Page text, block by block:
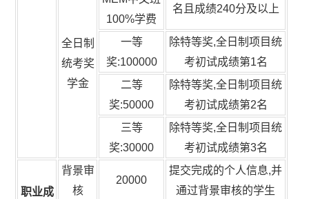
全日制
统考奖
学金
100%学费
名且成绩240分及以上
一等
奖:100000
除特等奖,全日制项目统
考初试成绩第1名
二等
奖:50000
除特等奖,全日制项目统
考初试成绩第2名
三等
奖:30000
除特等奖,全日制项目统
考初试成绩第3名
职业成
背景审
核
20000
提交完成的个人信息,并
通过背景审核的学生